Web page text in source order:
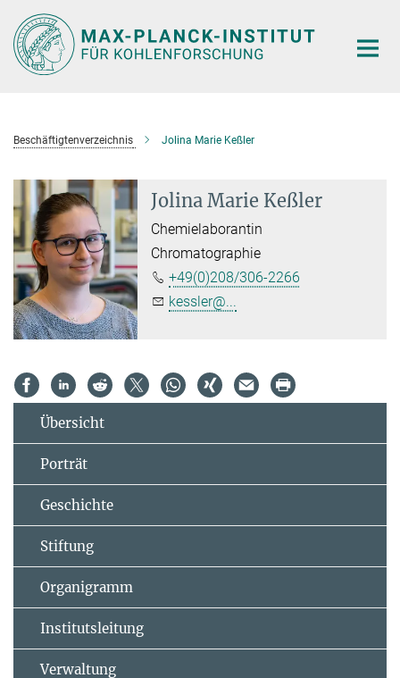
Hauptinhalt
Beschäftigtenverzeichnis Jolina Marie Keßler
Jolina Marie Keßler
Chemielaborantin
Chromatographie
+49(0)208/306-2266
kessler@...
Übersicht
Porträt
Geschichte
Stiftung
Organigramm
Institutsleitung
Verwaltung